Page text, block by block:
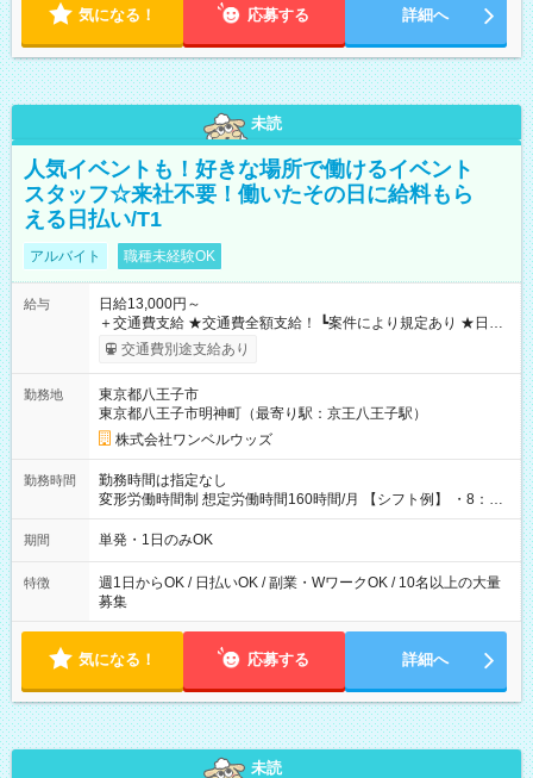
気になる！ 応募する 詳細へ
未読
人気イベントも！好きな場所で働けるイベント
スタッフ☆来社不要！働いたその日に給料もら
える日払い/T1
アルバイト 職種未経験OK
給与
日給13,000円～
＋交通費支給 ★交通費全額支給！ ┗案件により規定あり ★日払
いOK！（規定あり） ┗働いたその日に現金GET♪ お仕事後はコ
ンビニATMから 日払い分を引き落とせます！ 【試用期間】試
交通費別途支給あり
勤務地
東京都八王子市
東京都八王子市明神町（最寄り駅：京王八王子駅）
株式会社ワンベルウッズ
勤務時間
勤務時間は指定なし
変形労働時間制 想定労働時間160時間/月 【シフト例】 ・8：00
～21：00
期間 単発・1日のみOK
特徴
週1日からOK / 日払いOK / 副業・WワークOK / 10名以上の大量
募集
気になる！ 応募する 詳細へ
未読